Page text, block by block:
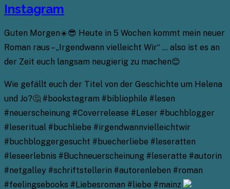
Instagram
Guten Morgen☀️😎 Heute in 5 Wochen kommt mein neuer
Roman raus – „Irgendwann vielleicht Wir“ … also ist es an
der Zeit euch langsam neugierig zu machen😊
Wie gefällt euch der Titel von der Geschichte um Helena
und Jo?🤔 #bookstagram #bibliophile #lesen
#neuerscheinung #Coverrelease #Leser #buchblogger
#leseritual #buchliebe #irgendwannvielleichtwir
#buchbloggergesucht #buecherliebe #leseratten
#leseerlebnis #Buchneuerscheinung #leseratte #autorin
#netgalley #schriftstellerin #autorenleben #roman
#feelingsebooks #Liebesroman #liebe #mainz